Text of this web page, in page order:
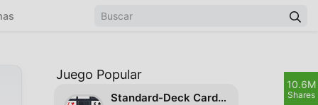
Juego Popular
Standard-Deck Card Games
10.6M
Shares